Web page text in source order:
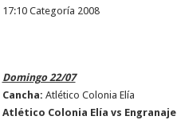
17:10 Categoría 2008
Domingo 22/07
Cancha: Atlético Colonia Elía
Atlético Colonia Elía vs Engranaje